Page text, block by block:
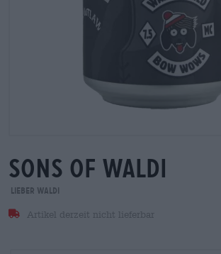
sons of waldi
Lieber Waldi
Artikel derzeit nicht lieferbar